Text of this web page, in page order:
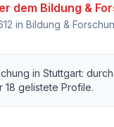
dem Bildung &
in Bildung &
in Stuttgart:
18 gelistete Profile.